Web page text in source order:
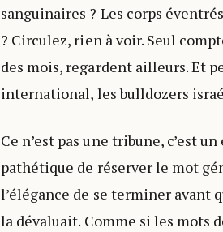
sanguinaires ? Les corps
? Circulez, rien à voir. Seul
des mois, regardent ailleurs. Et
international, les bulldozers
Ce n’est pas une tribune, c’est
pathétique de réserver le mot
l’élégance de se terminer avant
la dévaluait. Comme si les mots